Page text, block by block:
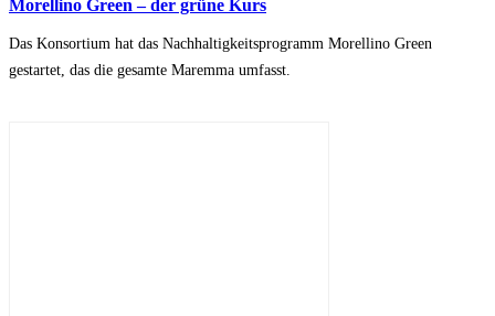
Morellino Green – der grüne Kurs
Das Konsortium hat das Nachhaltigkeitsprogramm Morellino Green
gestartet, das die gesamte Maremma umfasst.